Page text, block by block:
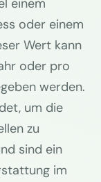
einem
oder einem
Wert kann
oder pro
werden.
um die
zu
sind ein
im